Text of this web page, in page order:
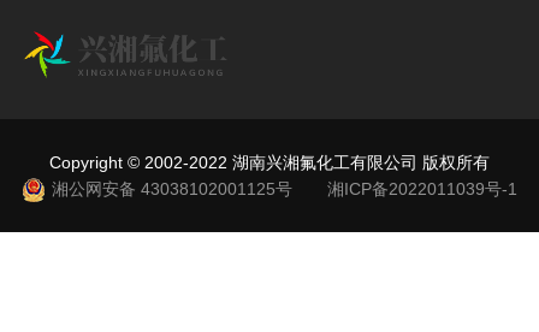
Copyright © 2002-2022 湖南兴湘氟化工有限公司 版权所有
湘公网安备 43038102001125号
湘ICP备2022011039号-1